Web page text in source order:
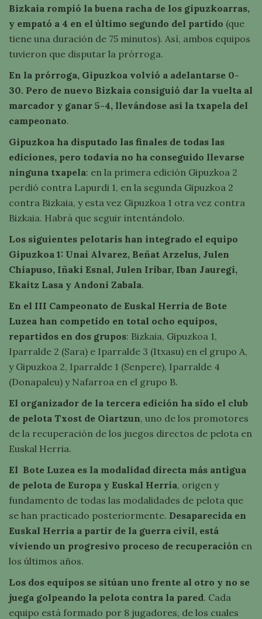
Bizkaia rompió la buena racha de los gipuzkoarras,
y empató a 4 en el último segundo del partido (que
tiene una duración de 75 minutos). Así, ambos equipos
tuvieron que disputar la prórroga.
En la prórroga, Gipuzkoa volvió a adelantarse 0-
30. Pero de nuevo Bizkaia consiguió dar la vuelta al
marcador y ganar 5-4, llevándose así la txapela del
campeonato.
Gipuzkoa ha disputado las finales de todas las
ediciones, pero todavía no ha conseguido llevarse
ninguna txapela: en la primera edición Gipuzkoa 2
perdió contra Lapurdi 1, en la segunda Gipuzkoa 2
contra Bizkaia, y esta vez Gipuzkoa 1 otra vez contra
Bizkaia. Habrá que seguir intentándolo.
Los siguientes pelotaris han integrado el equipo
Gipuzkoa 1: Unai Alvarez, Beñat Arzelus, Julen
Chiapuso, Iñaki Esnal, Julen Iribar, Iban Jauregi,
Ekaitz Lasa y Andoni Zabala.
En el III Campeonato de Euskal Herria de Bote
Luzea han competido en total ocho equipos,
repartidos en dos grupos: Bizkaia, Gipuzkoa 1,
Iparralde 2 (Sara) e Iparralde 3 (Itxasu) en el grupo A,
y Gipuzkoa 2, Iparralde 1 (Senpere), Iparralde 4
(Donapaleu) y Nafarroa en el grupo B.
El organizador de la tercera edición ha sido el club
de pelota Txost de Oiartzun, uno de los promotores
de la recuperación de los juegos directos de pelota en
Euskal Herria.
El Bote Luzea es la modalidad directa más antigua
de pelota de Europa y Euskal Herria, origen y
fundamento de todas las modalidades de pelota que
se han practicado posteriormente. Desaparecida en
Euskal Herria a partir de la guerra civil, está
viviendo un progresivo proceso de recuperación en
los últimos años.
Los dos equipos se sitúan uno frente al otro y no se
juega golpeando la pelota contra la pared. Cada
equipo está formado por 8 jugadores, de los cuales